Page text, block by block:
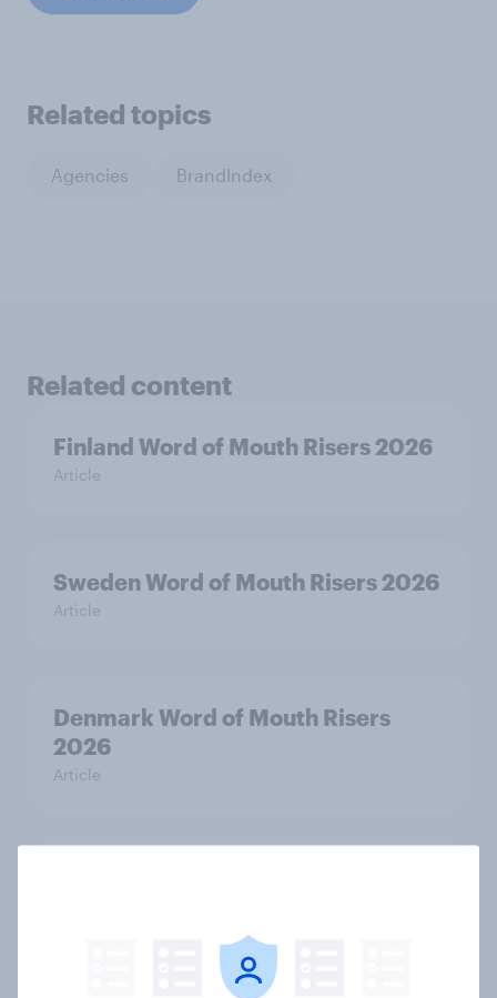
Related topics
Agencies BrandIndex
Related content
Finland Word of Mouth Risers 2026
Article
Sweden Word of Mouth Risers 2026
Article
Denmark Word of Mouth Risers
2026
Article